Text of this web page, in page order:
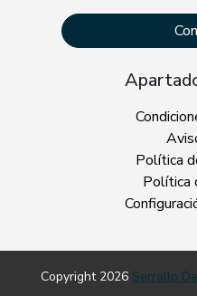
Política
Política
Copyright 2026 Serrallo